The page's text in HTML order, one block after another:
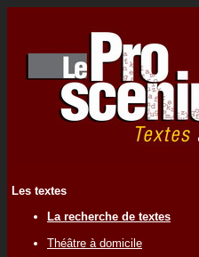
Les textes
La recherche de textes
Théâtre à domicile